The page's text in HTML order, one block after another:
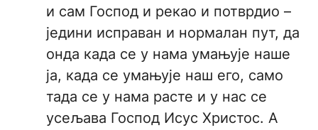
и сам Господ и рекао и потврдио –
једини исправан и нормалан пут, да
онда када се у нама умањује наше
ја, када се умањује наш его, само
тада се у нама расте и у нас се
усељава Господ Исус Христос. А